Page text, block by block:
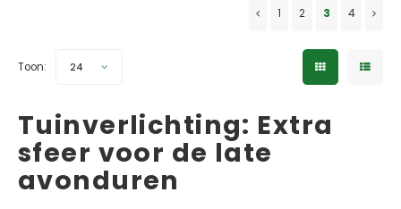
1 2 3 4
Toon: 24
Tuinverlichting: Extra
sfeer voor de late
avonduren